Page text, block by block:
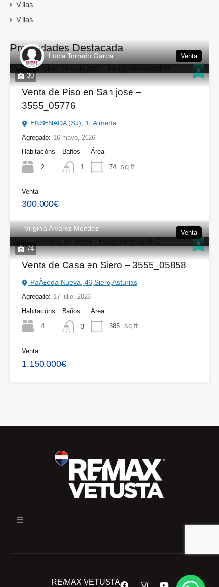
Villas
Villas
Propiedades Destacada
30
Lucia Torrado Garcia Venta
Venta de Piso en San jose –
3555_05776
ENSENADA (SJ), 1,,Almería
Agregado: 16 mayo, 2026
Habitacións
2
Baños
1
Área
74 sq ft
Venta
300.000€
74
Virginia Alvarez Mendez
Venta
Venta de Casa en Siero – 3555_05858
PaÃ±eda Nueva, 46,Siero,Asturias
Agregado: 17 julio, 2026
Habitacións
4
Baños
3
Área
385 sq ft
Venta
1.150.000€
RE/MAX VETUSTA